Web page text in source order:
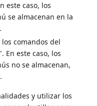
este caso, los
se almacenan en la
comandos del
En este caso, los
no se almacenan,
y utilizar los